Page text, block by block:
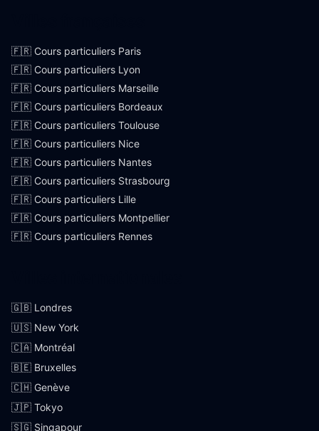
🇫🇷 Cours particuliers Paris
🇫🇷 Cours particuliers Lyon
🇫🇷 Cours particuliers Marseille
🇫🇷 Cours particuliers Bordeaux
🇫🇷 Cours particuliers Toulouse
🇫🇷 Cours particuliers Nice
🇫🇷 Cours particuliers Nantes
🇫🇷 Cours particuliers Strasbourg
🇫🇷 Cours particuliers Lille
🇫🇷 Cours particuliers Montpellier
🇫🇷 Cours particuliers Rennes
🇬🇧 Londres
🇺🇸 New York
🇨🇦 Montréal
🇧🇪 Bruxelles
🇨🇭 Genève
🇯🇵 Tokyo
🇸🇬 Singapour